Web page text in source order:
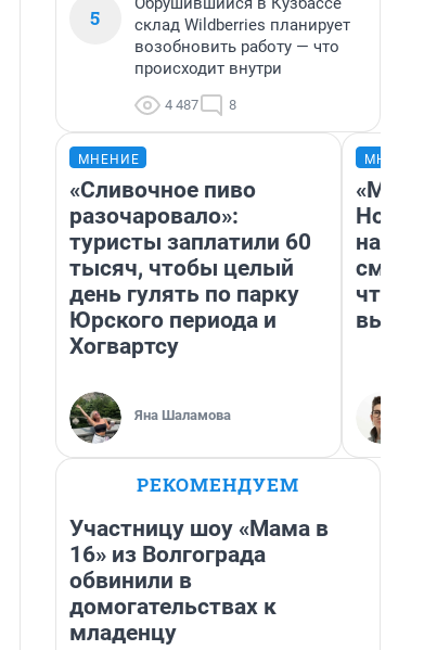
5
склад Wildberries планирует
возобновить работу — что
происходит внутри
4 487 8
МНЕНИЕ
«Сливочное пиво
разочаровало»:
туристы заплатили 60
тысяч, чтобы целый
день гулять по парку
Юрского периода и
Хогвартсу
Яна Шаламова
«Мы
РЕКОМЕНДУЕМ
Участницу шоу «Мама в
16» из Волгограда
обвинили в
домогательствах к
младенцу